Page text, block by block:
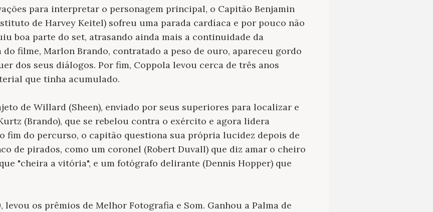
para interpretar o personagem principal, o Capitão Benjamin
de Harvey Keitel) sofreu uma parada cardíaca e por pouco não
boa parte do set, atrasando ainda mais a continuidade da
filme, Marlon Brando, contratado a peso de ouro, apareceu gordo
dos seus diálogos. Por fim, Coppola levou cerca de três anos
que tinha acumulado.
de Willard (Sheen), enviado por seus superiores para localizar e
(Brando), que se rebelou contra o exército e agora lidera
fim do percurso, o capitão questiona sua própria lucidez depois de
de pirados, como um coronel (Robert Duvall) que diz amar o cheiro
"cheira a vitória", e um fotógrafo delirante (Dennis Hopper) que
levou os prêmios de Melhor Fotografia e Som. Ganhou a Palma de